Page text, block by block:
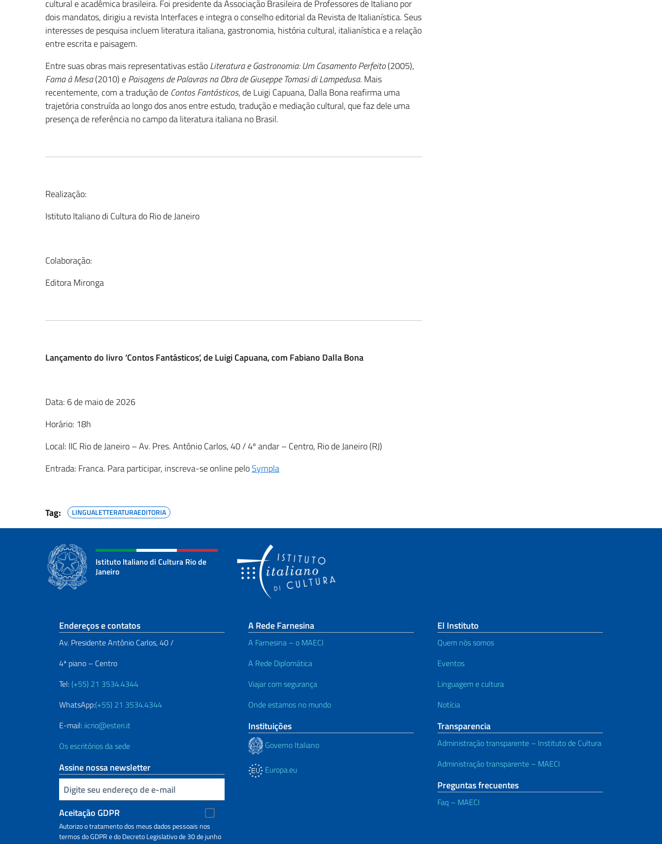
cultural e acadêmica brasileira. Foi presidente da Associação Brasileira de Professores de Italiano por
dois mandatos, dirigiu a revista Interfaces e integra o conselho editorial da Revista de Italianística. Seus
interesses de pesquisa incluem literatura italiana, gastronomia, história cultural, italianística e a relação
entre escrita e paisagem.
Entre suas obras mais representativas estãoLiteratura e Gastronomia: Um Casamento Perfeito(2005),
Fama à Mesa(2010) ePaisagens de Palavras na Obra de Giuseppe Tomasi di Lampedusa. Mais
recentemente, com a tradução de Contos Fantásticos, de Luigi Capuana, Dalla Bona reafirma uma
trajetória construída ao longo dos anos entre estudo, tradução e mediação cultural, que faz dele uma
presença de referência no campo da literatura italiana no Brasil.
Realização:
Istituto Italiano di Cultura do Rio de Janeiro
Colaboração:
Editora Mironga
Lançamento do livro ‘Contos Fantásticos’, de Luigi Capuana, com Fabiano Dalla Bona
Data: 6 de maio de 2026
Horário: 18h
Local: IIC Rio de Janeiro – Av. Pres. Antônio Carlos, 40 / 4º andar – Centro, Rio de Janeiro (RJ)
Entrada: Franca. Para participar, inscreva-se online peloSympla
Tag: LINGUALETTERATURAEDITORIA
Istituto Italiano di Cultura Rio de
Janeiro
Seção de rodapé
Endereços e contatos
Av. Presidente Antônio Carlos, 40 /
4ª piano – Centro
Tel: (+55) 21 3534.4344
WhatsApp:(+55) 21 3534.4344
E-mail: iicrio@esteri.it
Os escritórios da sede
Assine nossa newsletter
Inserisci la tua email
Aceitação GDPR
Autorizo ​​o tratamento dos meus dados pessoais nos
termos do GDPR e do Decreto Legislativo de 30 de junho
A Rede Farnesina
A Farnesina – o MAECI
A Rede Diplomática
Viajar com segurança
Onde estamos no mundo
Instituições
Governo Italiano
Europa.eu
El Instituto
Quem nós somos
Eventos
Linguagem e cultura
Notícia
Transparencia
Administração transparente – Instituto de Cultura
Administração transparente – MAECI
Preguntas frecuentes
Faq – MAECI